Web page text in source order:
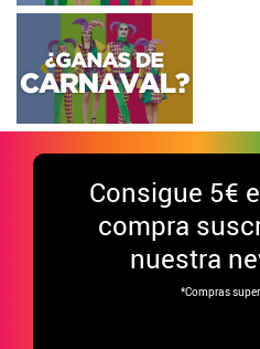
Consigue 5€
compra
nuestra
*Compras